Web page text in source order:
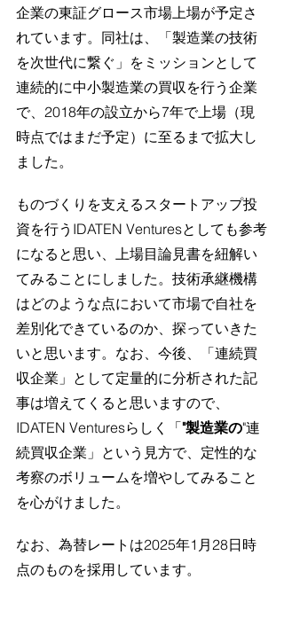
企業の東証グロース市場上場が予定さ
れています。同社は、「製造業の技術
を次世代に繋ぐ」をミッションとして
連続的に中小製造業の買収を行う企業
で、2018年の設立から7年で上場（現
時点ではまだ予定）に至るまで拡大し
ました。
ものづくりを支えるスタートアップ投
資を行うIDATEN Venturesとしても参考
になると思い、上場目論見書を紐解い
てみることにしました。技術承継機構
はどのような点において市場で自社を
差別化できているのか、探っていきた
いと思います。なお、今後、「連続買
収企業」として定量的に分析された記
事は増えてくると思いますので、
IDATEN Venturesらしく「"製造業の"連
続買収企業」という見方で、定性的な
考察のボリュームを増やしてみること
を心がけました。
なお、為替レートは2025年1月28日時
点のものを採用しています。